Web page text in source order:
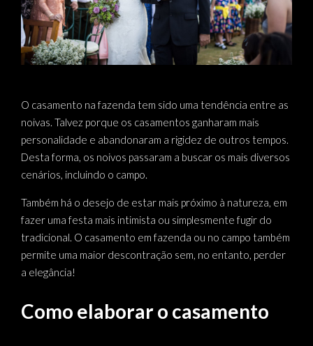
O casamento na fazenda tem sido uma tendência entre as
noivas. Talvez porque os casamentos ganharam mais
personalidade e abandonaram a rigidez de outros tempos.
Desta forma, os noivos passaram a buscar os mais diversos
cenários, incluindo o campo.
Também há o desejo de estar mais próximo à natureza, em
fazer uma festa mais intimista ou simplesmente fugir do
tradicional. O casamento em fazenda ou no campo também
permite uma maior descontração sem, no entanto, perder
a elegância!
Como elaborar o casamento